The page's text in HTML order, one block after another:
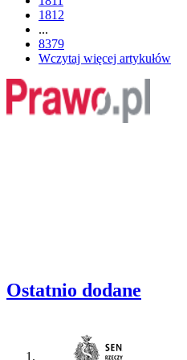
1812
...
8379
Wczytaj więcej artykułów
Ostatnio dodane